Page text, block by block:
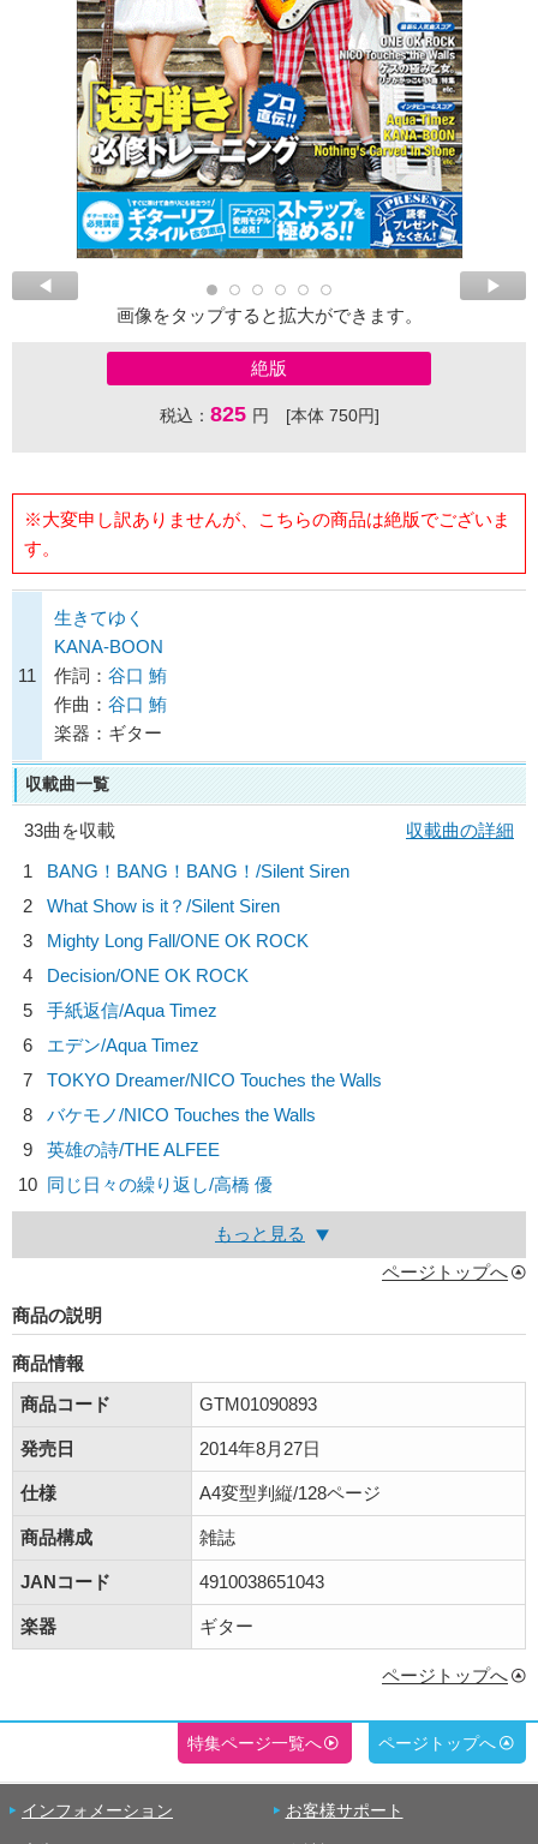
画像をタップすると拡大ができます。
絶版
税込： 825 円 [本体 750円]
※大変申し訳ありませんが、こちらの商品は絶版でございま
す。
11
生きてゆく
KANA-BOON
作詞： 谷口 鮪
作曲： 谷口 鮪
楽器：ギター
収載曲一覧
33曲を収載
収載曲の詳細
1
BANG！BANG！BANG！/Silent Siren
2
What Show is it？/Silent Siren
3
Mighty Long Fall/ONE OK ROCK
4
Decision/ONE OK ROCK
5
手紙返信/Aqua Timez
6
エデン/Aqua Timez
7
TOKYO Dreamer/NICO Touches the Walls
8
バケモノ/NICO Touches the Walls
9
英雄の詩/THE ALFEE
10 同じ日々の繰り返し/高橋 優
もっと見る
ページトップへ
商品の説明
商品情報
商品コード
GTM01090893
発売日 2014年8月27日
仕様 A4変型判縦/128ページ
商品構成 雑誌
JANコード 4910038651043
楽器 ギター
ページトップへ
特集ページ一覧へ ページトップへ
インフォメーション お客様サポート